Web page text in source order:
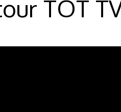
TOT